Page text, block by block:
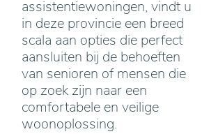
assistentiewoningen, vindt u
in deze provincie een breed
scala aan opties die perfect
aansluiten bij de behoeften
van senioren of mensen die
op zoek zijn naar een
comfortabele en veilige
woonoplossing.